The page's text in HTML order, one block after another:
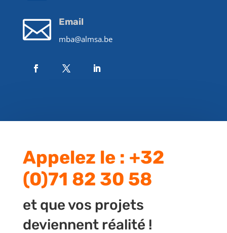
 Email
mba@almsa.be
Appelez le : +32
(0)71 82 30 58
et que vos projets
deviennent réalité !